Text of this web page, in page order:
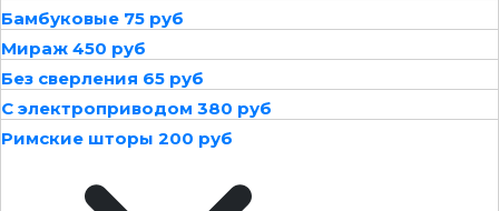
Бамбуковые 75 руб
Мираж 450 руб
Без сверления 65 руб
С электроприводом 380 руб
Римские шторы 200 руб